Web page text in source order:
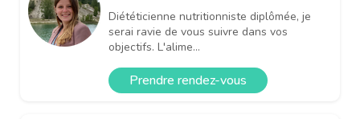
Diététicienne nutritionniste diplômée, je
serai ravie de vous suivre dans vos
objectifs. L'alime...
Prendre rendez-vous